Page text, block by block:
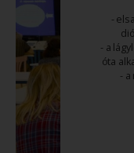
-
- a
óta
-